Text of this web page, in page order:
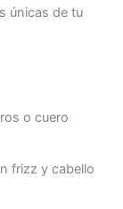
únicas de tu
o cuero
frizz y cabello